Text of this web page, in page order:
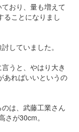
おり、量も増えて
ることになりまし
していました。
うと、やはり大き
あればいいというの
は、武藤工業さん
が30cm。